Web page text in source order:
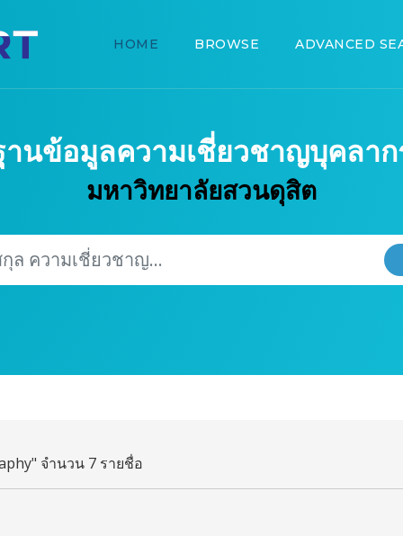
HOME BROWSE ADVANCED
านข้อมูลความเชี่ยวชาญบุคลาก
มหาวิทยาลัยสวนดุสิต
จำนวน 7 รายชื่อ